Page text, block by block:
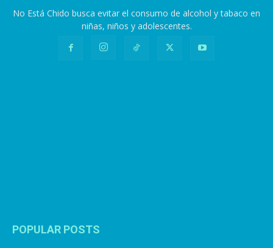
No Está Chido busca evitar el consumo de alcohol y tabaco en
niñas, niños y adolescentes.
POPULAR POSTS